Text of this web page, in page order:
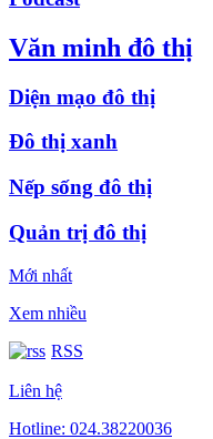
Văn minh đô thị
Diện mạo đô thị
Đô thị xanh
Nếp sống đô thị
Quản trị đô thị
Mới nhất
Xem nhiều
RSS
Liên hệ
Hotline: 024.38220036